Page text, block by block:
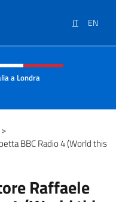
IT EN
e menù
a Londra
>
BBC Radio 4 (World this
Raffaele